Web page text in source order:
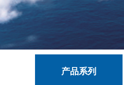
产品系列